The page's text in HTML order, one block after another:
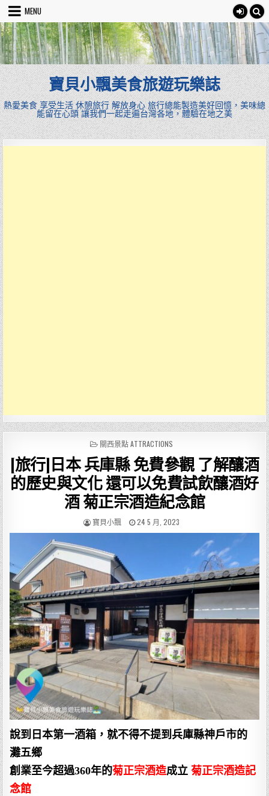
Skip
content
MENU
寶貝小飄美食旅遊玩樂誌
熱愛美食 享受生活 休憩旅行 解放身心 旅行總能製造美好回憶，美味總
能留在心頭 讓我們一起走遍台灣各地，體驗在地之美
POSTED
關西景點 ATTRACTIONS
[旅行]日本 兵庫縣 免費參觀 了解釀酒
的歷史與文化 還可以免費試飲釀酒好
酒 菊正宗酒造紀念館
AUTHOR:
寶貝小飄
PUBLISHED
DATE:
24 5 月, 2023
說到日本第一酒箱，就不得不提到兵庫縣神戶市的
灘五鄉
創業至今超過360年的菊正宗酒造成立菊正宗酒造記
念館